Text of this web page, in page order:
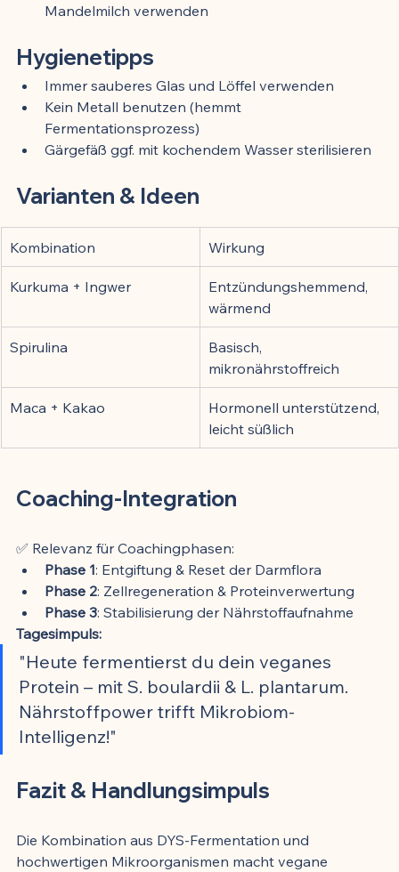
Mandelmilch verwenden
Hygienetipps
Immer sauberes Glas und Löffel verwenden
Kein Metall benutzen (hemmt
Fermentationsprozess)
Gärgefäß ggf. mit kochendem Wasser sterilisieren
Varianten & Ideen
Kombination Wirkung
Kurkuma + Ingwer
Entzündungshemmend,
wärmend
Spirulina
Basisch,
mikronährstoffreich
Maca + Kakao
Hormonell unterstützend,
leicht süßlich
Coaching-Integration
✅ Relevanz für Coachingphasen:
Phase 1: Entgiftung & Reset der Darmflora
Phase 2: Zellregeneration & Proteinverwertung
Phase 3: Stabilisierung der Nährstoffaufnahme
Tagesimpuls:
"Heute fermentierst du dein veganes
Protein – mit S. boulardii & L. plantarum.
Nährstoffpower trifft Mikrobiom-
Intelligenz!"
Fazit & Handlungsimpuls
Die Kombination aus DYS-Fermentation und
hochwertigen Mikroorganismen macht vegane